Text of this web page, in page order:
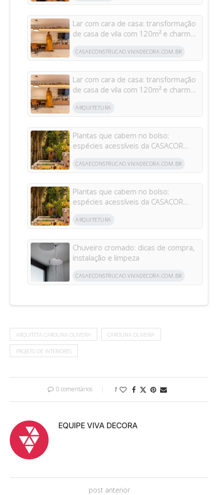
Lar com cara de casa: transformação
de casa de vila com 120m² e charme
CASAECONSTRUCAO.VIVADECORA.COM.BR
Lar com cara de casa: transformação
de casa de vila com 120m² e charme
ARQUITETURA
Plantas que cabem no bolso:
espécies acessíveis da CASACOR
CASAECONSTRUCAO.VIVADECORA.COM.BR
Plantas que cabem no bolso:
espécies acessíveis da CASACOR
ARQUITETURA
Chuveiro cromado: dicas de compra,
instalação e limpeza
CASAECONSTRUCAO.VIVADECORA.COM.BR
ARQUITETA CAROLINA OLIVEIRA CAROLINA OLIVEIRA
PROJETO DE INTERIORES
0 comentários 1
EQUIPE VIVA DECORA
post anterior